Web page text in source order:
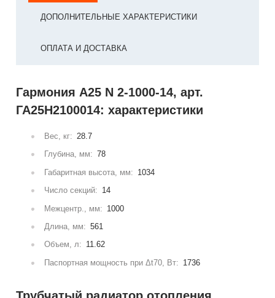
ДОПОЛНИТЕЛЬНЫЕ ХАРАКТЕРИСТИКИ
ОПЛАТА И ДОСТАВКА
Гармония А25 N 2-1000-14, арт.
ГА25Н2100014: характеристики
Вес, кг: 28.7
Глубина, мм: 78
Габаритная высота, мм: 1034
Число секций: 14
Межцентр., мм: 1000
Длина, мм: 561
Объем, л: 11.62
Паспортная мощность при Δt70, Вт: 1736